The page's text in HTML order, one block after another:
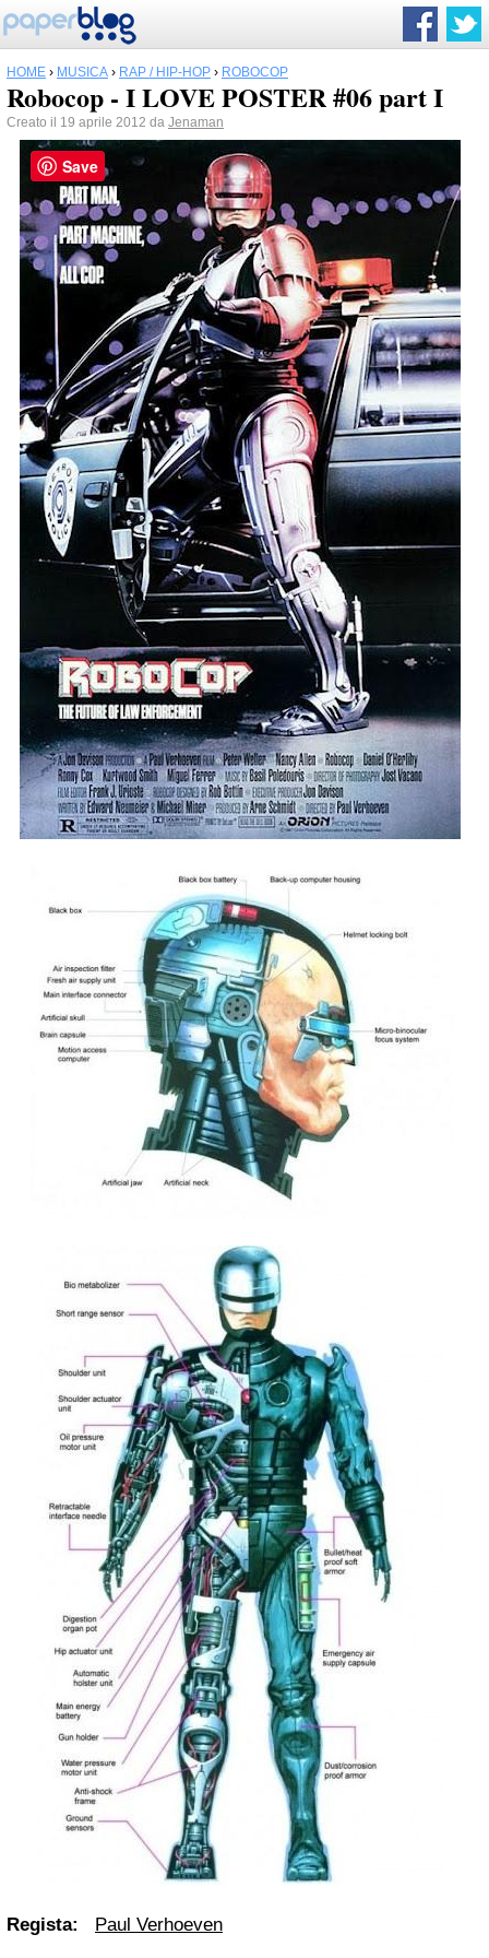
HOME › MUSICA › RAP / HIP-HOP › ROBOCOP
Robocop - I LOVE POSTER #06 part I
Creato il 19 aprile 2012 da Jenaman
Regista: Paul Verhoeven
Save